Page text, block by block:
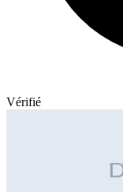
Vérifié